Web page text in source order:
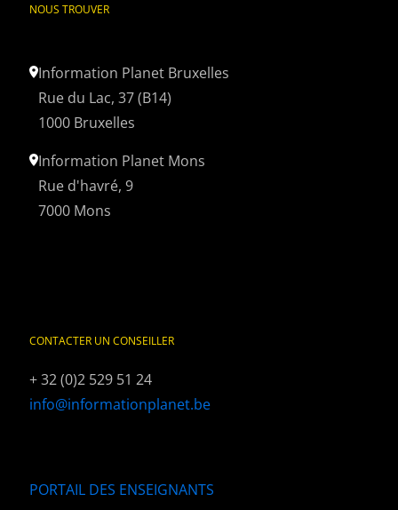
NOUS TROUVER
Information Planet Bruxelles
Rue du Lac, 37 (B14)
1000 Bruxelles
Information Planet Mons
Rue d'havré, 9
7000 Mons
CONTACTER UN CONSEILLER
+ 32 (0)2 529 51 24
info@informationplanet.be
PORTAIL DES ENSEIGNANTS